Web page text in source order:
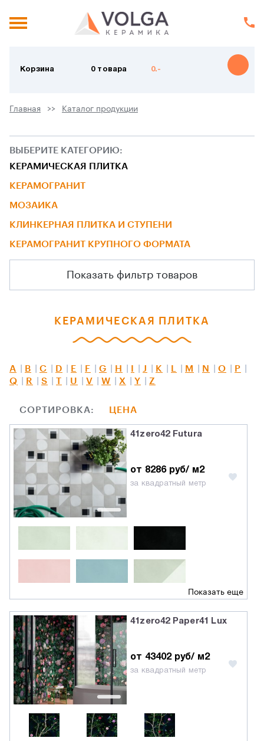
Корзина 0 товара 0.-
Главная Каталог продукции
ВЫБЕРИТЕ КАТЕГОРИЮ:
КЕРАМИЧЕСКАЯ ПЛИТКА
КЕРАМОГРАНИТ
МОЗАИКА
КЛИНКЕРНАЯ ПЛИТКА И СТУПЕНИ
КЕРАМОГРАНИТ КРУПНОГО ФОРМАТА
Показать фильтр товаров
КЕРАМИЧЕСКАЯ ПЛИТКА
A B C D E F G H J K M N O
P
Q
R S T U V W X Y Z
СОРТИРОВКА: ЦЕНА
41zero42 Futura
от 8286 руб/ м2
за квадратный метр
Показать еще
41zero42 Paper41 Lux
от 43402 руб/ м2
за квадратный метр